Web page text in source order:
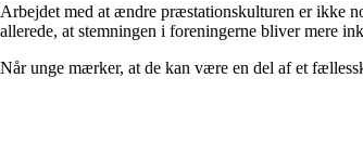
Arbejdet med at ændre præstationskulturen er ikke
allerede, at stemningen i foreningerne bliver mere
Når unge mærker, at de kan være en del af et